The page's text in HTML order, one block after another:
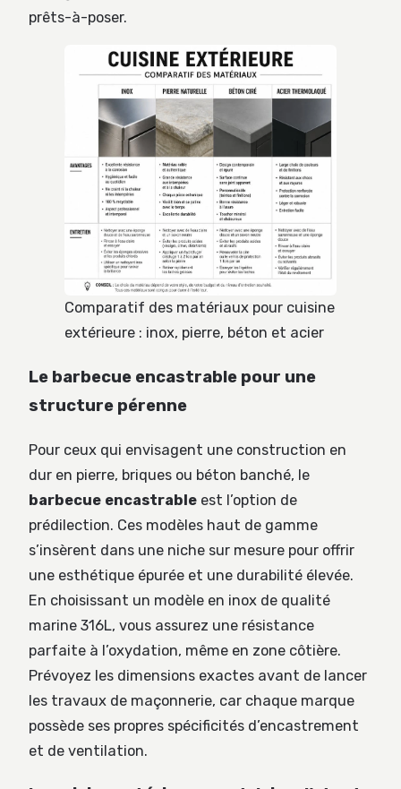
prêts-à-poser.
Comparatif des matériaux pour cuisine
extérieure : inox, pierre, béton et acier
Le barbecue encastrable pour une
structure pérenne
Pour ceux qui envisagent une construction en
dur en pierre, briques ou béton banché, le
barbecue encastrable est l’option de
prédilection. Ces modèles haut de gamme
s’insèrent dans une niche sur mesure pour offrir
une esthétique épurée et une durabilité élevée.
En choisissant un modèle en inox de qualité
marine 316L, vous assurez une résistance
parfaite à l’oxydation, même en zone côtière.
Prévoyez les dimensions exactes avant de lancer
les travaux de maçonnerie, car chaque marque
possède ses propres spécificités d’encastrement
et de ventilation.